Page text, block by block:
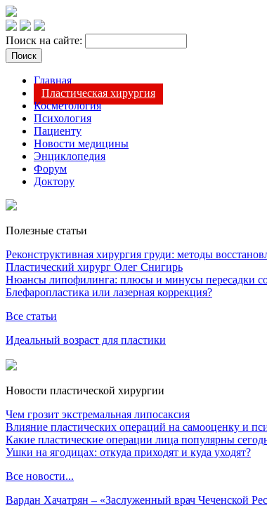
Поиск на сайте:
Главная
Пластическая хирургия
Косметология
Психология
Пациенту
Новости медицины
Энциклопедия
Форум
Доктору
Полезные статьи
Реконструктивная хирургия груди: методы
Пластический хирург Олег Снигирь
Нюансы липофилинга: плюсы и минусы пересадки
Блефаропластика или лазерная коррекция?
Все статьи
Идеальный возраст для пластики
Новости пластической хирургии
Чем грозит экстремальная липосаксия
Влияние пластических операций на самооценку и
Какие пластические операции лица популярны
Ушки на ягодицах: откуда приходят и куда уходят?
Все новости...
Вардан Хачатрян – «Заслуженный врач Чеченской